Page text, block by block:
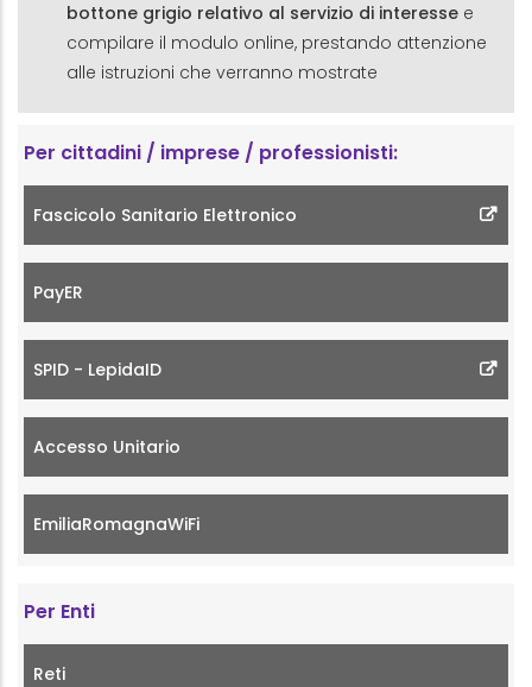
bottone grigio relativo al servizio di interesse e
compilare il modulo online, prestando attenzione
alle istruzioni che verranno mostrate
Per cittadini / imprese / professionisti:
Fascicolo Sanitario Elettronico
PayER
SPID - LepidaID
Accesso Unitario
EmiliaRomagnaWiFi
Per Enti
Reti